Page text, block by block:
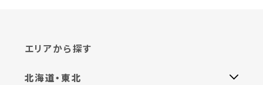
エリアから探す
北海道・東北